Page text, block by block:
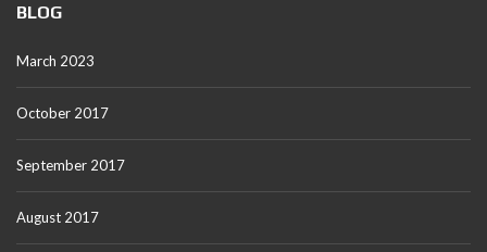
BLOG
March 2023
October 2017
September 2017
August 2017